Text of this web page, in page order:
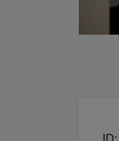
ID: